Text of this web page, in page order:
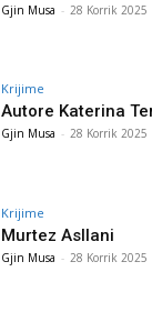
Gjin Musa - 28 Korrik 2025
Krijime
Autore Katerina
Gjin Musa - 28 Korrik 2025
Krijime
Murtez Asllani
Gjin Musa - 28 Korrik 2025